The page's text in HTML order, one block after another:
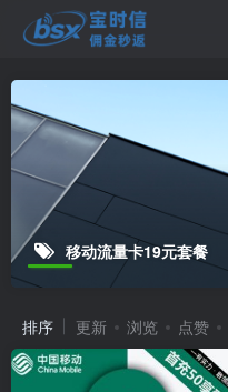
移动流量卡19元套餐
排序 更新 浏览 点赞